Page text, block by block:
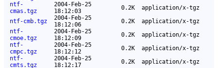
ntf-
cmas.tgz
2004-Feb-25
18:12:03
0.2K
application/x-tgz
ntf-cmb.tgz
2004-Feb-25
18:12:06
0.2K
application/x-tgz
ntf-
cmoe.tgz
2004-Feb-25
18:12:09
0.2K
application/x-tgz
ntf-
cmpc.tgz
2004-Feb-25
18:12:12
0.2K
application/x-tgz
ntf-
cmts.tgz
2004-Feb-25
18:12:17
0.2K
application/x-tgz